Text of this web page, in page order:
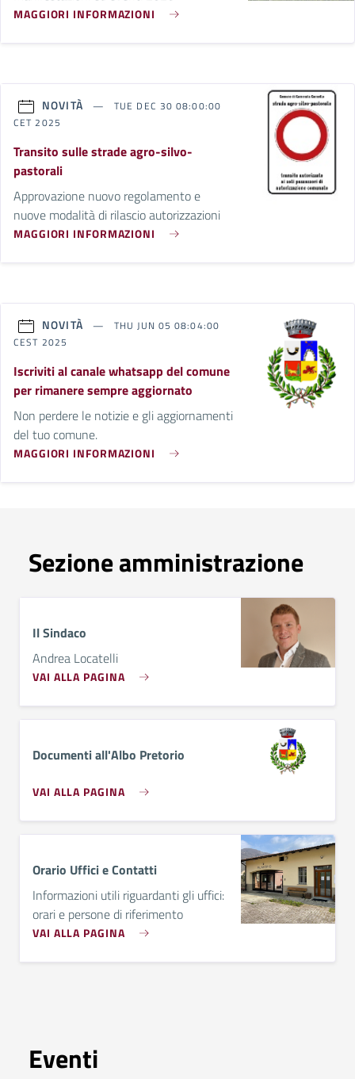
MAGGIORI INFORMAZIONI
NOVITÀ
TUE DEC 30 08:00:00
CET 2025
Transito sulle strade agro-silvo-
pastorali
Approvazione nuovo regolamento e
nuove modalità di rilascio autorizzazioni
MAGGIORI INFORMAZIONI
NOVITÀ
THU JUN 05 08:04:00
CEST 2025
Iscriviti al canale whatsapp del comune
per rimanere sempre aggiornato
Non perdere le notizie e gli aggiornamenti
del tuo comune.
MAGGIORI INFORMAZIONI
Sezione amministrazione
Il Sindaco
Andrea Locatelli
VAI ALLA PAGINA
Documenti all'Albo Pretorio
VAI ALLA PAGINA
Orario Uffici e Contatti
Informazioni utili riguardanti gli uffici:
orari e persone di riferimento
VAI ALLA PAGINA
Eventi